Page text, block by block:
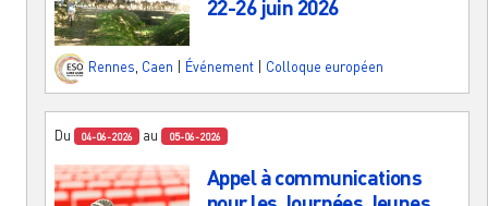
22-26 juin 2026
Rennes Caen Événement Colloque européen
Du 04-06-2026 au 05-06-2026
Appel à communications